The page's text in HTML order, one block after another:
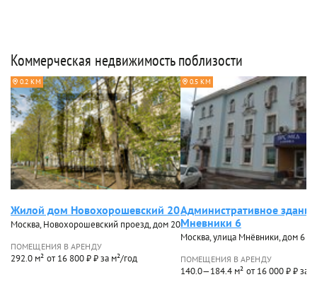
Коммерческая недвижимость поблизости
0.2 КМ
Жилой дом Новохорошевский 20
Москва, Новохорошевский проезд, дом 20
ПОМЕЩЕНИЯ В АРЕНДУ
292.0 м² от 16 800 ₽ ₽ за м²/год
0.5 КМ
Административное здание
Мневники 6
Москва, улица Мнёвники, дом 6
ПОМЕЩЕНИЯ В АРЕНДУ
140.0—184.4 м² от 16 000 ₽ ₽ за